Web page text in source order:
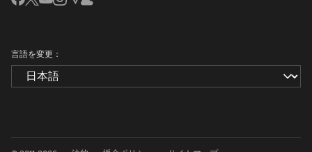
言語を変更：